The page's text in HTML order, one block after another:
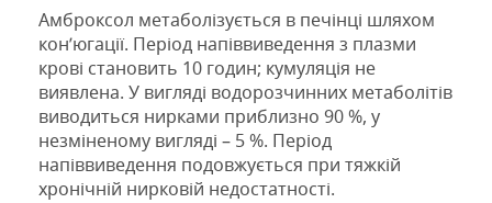
Амброксол метаболізується в печінці шляхом
кон’югації. Період напіввиведення з плазми
крові становить 10 годин; кумуляція не
виявлена. У вигляді водорозчинних метаболітів
виводиться нирками приблизно 90 %, у
незміненому вигляді – 5 %. Період
напіввиведення подовжується при тяжкій
хронічній нирковій недостатності.